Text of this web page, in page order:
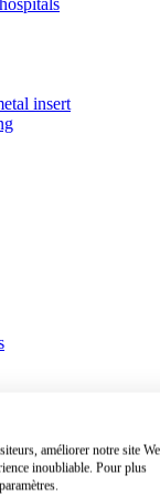
insert
améliorer notre site
inoubliable. Pour plus